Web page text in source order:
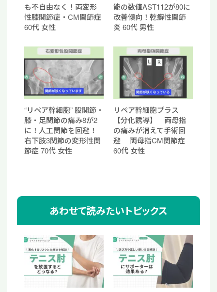
も不自由なく！両変形
性膝関節症・CM関節症
60代 女性
能の数値AST112が80に
改善傾向！乾癬性関節
炎 60代 男性
“リペア幹細胞” 股関節・
膝・足関節の痛み8が2
に！人工関節を回避！
右下肢3関節の変形性関
節症 70代 女性
リペア幹細胞プラス
【分化誘導】 両母指
の痛みが消えて手術回
避 両母指CM関節症
60代 女性
あわせて読みたいトピックス